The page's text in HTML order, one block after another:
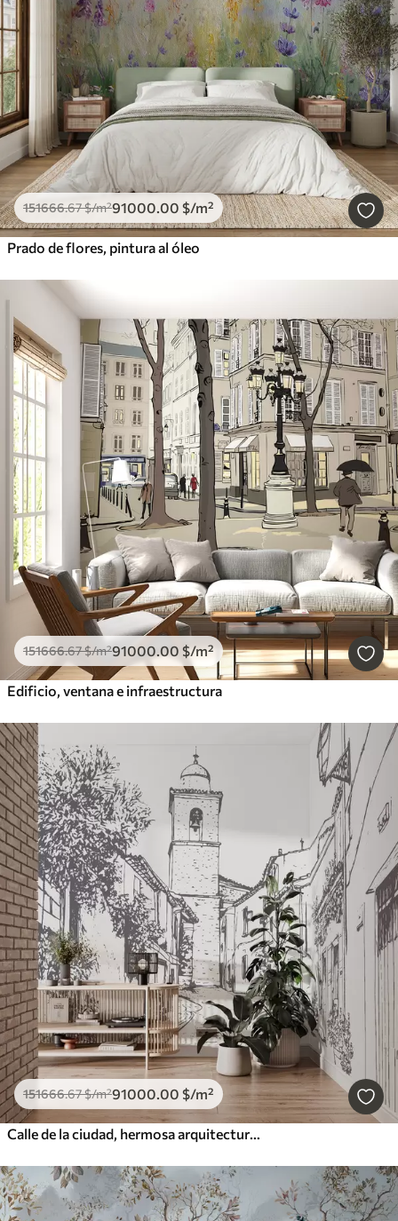
151666.67$/m²91000.00 $/m²
Prado de flores, pintura al óleo
151666.67$/m²91000.00 $/m²
Edificio, ventana e infraestructura
151666.67$/m²91000.00 $/m²
Calle de la ciudad, hermosa arquitectura, edificios, Mediterráneo, dibujo lineal, color beige